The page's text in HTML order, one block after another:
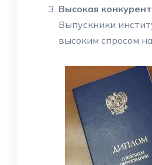
Высокая
Выпускники
высоким спросом